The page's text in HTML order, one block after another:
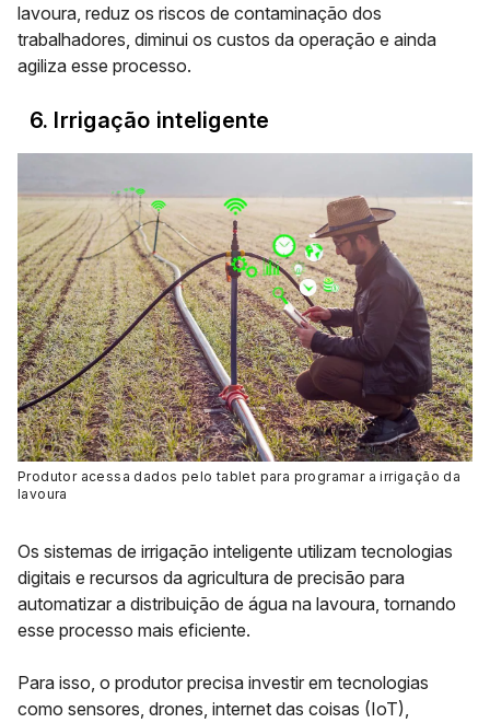
lavoura, reduz os riscos de contaminação dos
trabalhadores, diminui os custos da operação e ainda
agiliza esse processo.
6. Irrigação inteligente
Produtor acessa dados pelo tablet para programar a irrigação da
lavoura
Os sistemas de irrigação inteligente utilizam tecnologias
digitais e recursos da agricultura de precisão para
automatizar a distribuição de água na lavoura, tornando
esse processo mais eficiente.
Para isso, o produtor precisa investir em tecnologias
como sensores, drones, internet das coisas (IoT),